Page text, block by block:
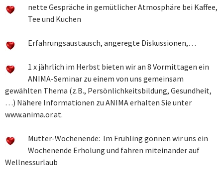
nette Gespräche in gemütlicher Atmosphäre bei Kaffee,
Tee und Kuchen
Erfahrungsaustausch, angeregte Diskussionen,…
1 x jährlich im Herbst bieten wir an 8 Vormittagen ein
ANIMA-Seminar zu einem von uns gemeinsam
gewählten Thema (z.B., Persönlichkeitsbildung, Gesundheit,
…) Nähere Informationen zu ANIMA erhalten Sie unter
www.anima.or.at.
Mütter-Wochenende: Im Frühling gönnen wir uns ein
Wochenende Erholung und fahren miteinander auf
Wellnessurlaub